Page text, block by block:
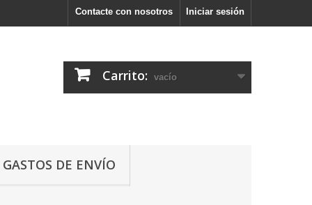
Iniciar sesión
Contacte con nosotros
Carrito: vacío
GASTOS DE ENVÍO